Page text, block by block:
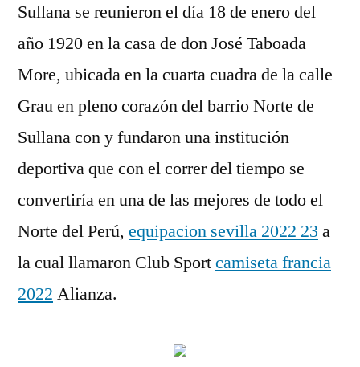
Sullana se reunieron el día 18 de enero del
año 1920 en la casa de don José Taboada
More, ubicada en la cuarta cuadra de la calle
Grau en pleno corazón del barrio Norte de
Sullana con y fundaron una institución
deportiva que con el correr del tiempo se
convertiría en una de las mejores de todo el
Norte del Perú, equipacion sevilla 2022 23 a
la cual llamaron Club Sportcamiseta francia
2022 Alianza.